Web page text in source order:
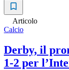
Articolo
Calcio
Derby, il
1-2 per